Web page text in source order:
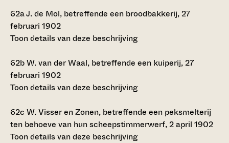
62aJ. de Mol, betreffende een broodbakkerij, 27
februari 1902
Toon details van deze beschrijving
62bW. van der Waal, betreffende een kuiperij, 27
februari 1902
Toon details van deze beschrijving
62c W. Visser en Zonen, betreffende een peksmelterij
ten behoeve van hun scheepstimmerwerf, 2 april 1902
Toon details van deze beschrijving